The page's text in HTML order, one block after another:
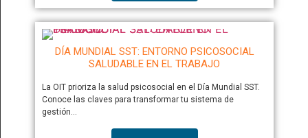
DÍA MUNDIAL SST: ENTORNO PSICOSOCIAL
SALUDABLE EN EL TRABAJO
La OIT prioriza la salud psicosocial en el Día Mundial SST.
Conoce las claves para transformar tu sistema de
gestión…